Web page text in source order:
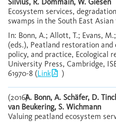
Ecosystem services,
swamps in the South East
In: Bonn, A.; Allott, T.; Evans,
(eds.), Peatland restoration and
policy, and practice, Ecological
University Press, Cambridge,
61970-8 (Link )
(2016)A. Bonn, A. Schäfer, D.
van Beukering, S. Wichmann
Valuing peatland ecosystem